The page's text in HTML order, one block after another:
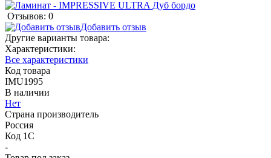
Отзывов: 0
Добавить отзыв
Другие варианты товара:
Характеристики:
Все характеристики
Код товара
IMU1995
В наличии
Нет
Страна производитель
Россия
Код 1С
-